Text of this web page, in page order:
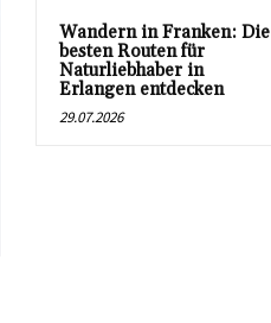
Wandern in Franken: Die
besten Routen für
Naturliebhaber in
Erlangen entdecken
29.07.2026